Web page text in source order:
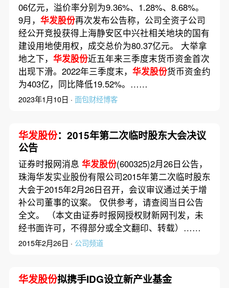
06亿元，溢价率分别为9.36%、1.28%、8.68%。
9月， 华发股份再次发布公告称，公司全资子公司
经公开竞投获得上海静安区中兴社相关地块的国有
建设用地使用权，成交总价为80.37亿元。 大举拿
地之下， 华发股份近五年来三季度末货币资金首次
出现下滑。2022年三季度末， 华发股份货币资金约
为403亿，同比降低19.52%。……
2023年1月10日 · 面包财经博客
华发股份：2015年第二次临时股东大会决议
公告
证券时报网消息 华发股份(600325)2月26日公告，
珠海华发实业股份有限公司2015年第二次临时股东
大会于2015年2月26日召开，会议审议通过关于增
补公司董事的议案。 仅供参考，请查阅当日公告
全文。 （本文由证券时报网授权财新网刊发，未
经书面许可，不得部分或全文翻印、转载）……
2015年2月26日 · 公司频道
华发股份拟携手IDG设立新产业基金